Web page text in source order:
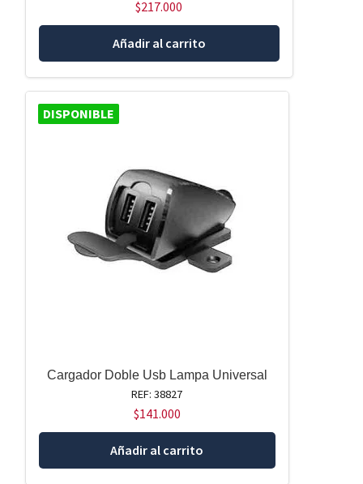
$217.000
Añadir al carrito
DISPONIBLE
Cargador Doble Usb Lampa Universal
REF: 38827
$141.000
Añadir al carrito